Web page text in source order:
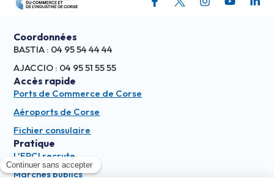
Coordonnées
BASTIA : 04 95 54 44 44
AJACCIO : 04 95 51 55 55
Accès rapide
Ports de Commerce de Corse
Aéroports de Corse
Fichier consulaire
Pratique
L'EPCI recrute
Marchés publics